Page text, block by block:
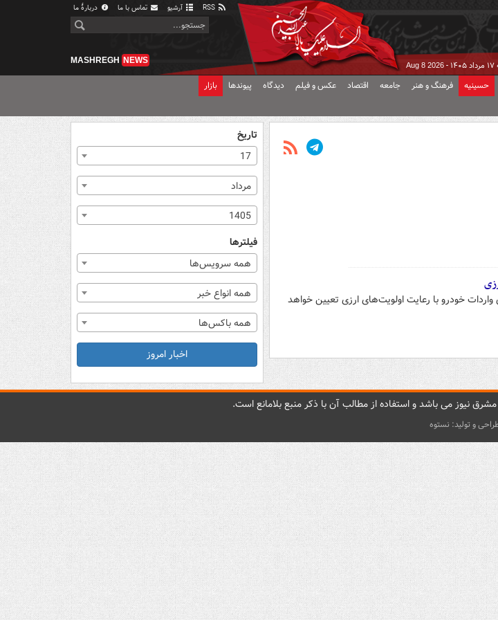
آرشیو تماس با ما دربارهٔ ما
-
Aug 8 2026
MASHREGH NEWS
حسینیه فرهنگ و هنر جامعه اقتصاد عکس و فیلم دیدگاه پیوندها بازار
خودرو با رعایت اولویت‌های ارزی تعیین خواهد
تاریخ
17
مرداد
1405
فیلترها
همه سرویس‌ها
همه انواع خبر
همه باکس‌ها
اخبار امروز
نيوز می باشد و استفاده از مطالب آن با ذکر منبع بلامانع است.
و تولید: نستوه